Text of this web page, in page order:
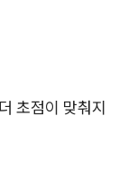
초점이 맞춰지